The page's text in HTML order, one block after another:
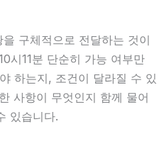
구체적으로 전달하는 것이
시11분 단순히 가능 여부만
하는지, 조건이 달라질 수 있
사항이 무엇인지 함께 물어
있습니다.